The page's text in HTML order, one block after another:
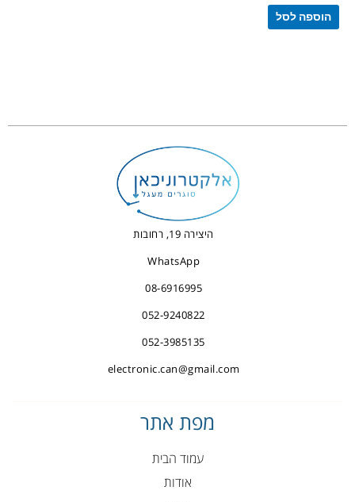
הוספה לסל
היצירה 19, רחובות
WhatsApp
08-6916995
052-9240822
052-3985135
electronic.can@gmail.com
מפת אתר
עמוד הבית
אודות